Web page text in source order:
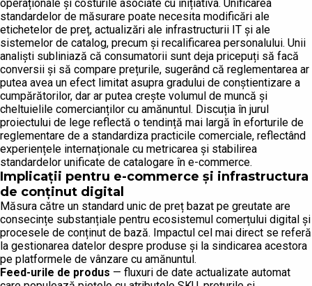
operaționale și costurile asociate cu inițiativa. Unificarea
standardelor de măsurare poate necesita modificări ale
etichetelor de preț, actualizări ale infrastructurii IT și ale
sistemelor de catalog, precum și recalificarea personalului. Unii
analiști subliniază că consumatorii sunt deja pricepuți să facă
conversii și să compare prețurile, sugerând că reglementarea ar
putea avea un efect limitat asupra gradului de conștientizare a
cumpărătorilor, dar ar putea crește volumul de muncă și
cheltuielile comercianților cu amănuntul. Discuția în jurul
proiectului de lege reflectă o tendință mai largă în eforturile de
reglementare de a standardiza practicile comerciale, reflectând
experiențele internaționale cu metricarea și stabilirea
standardelor unificate de catalogare în e-commerce.
Implicații pentru e-commerce și infrastructura
de conținut digital
Măsura către un standard unic de preț bazat pe greutate are
consecințe substanțiale pentru ecosistemul comerțului digital și
procesele de conținut de bază. Impactul cel mai direct se referă
la gestionarea datelor despre produse și la sindicarea acestora
pe platformele de vânzare cu amănuntul.
Feed-urile de produs — fluxuri de date actualizate automat